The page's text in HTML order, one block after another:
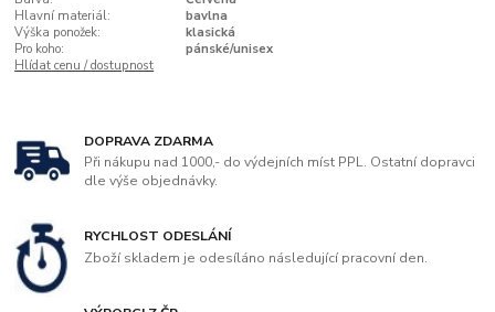
Hlavní materiál:
bavlna
Výška ponožek:
klasická
Pro koho:
pánské/unisex
Hlídat cenu / dostupnost
DOPRAVA ZDARMA
Při nákupu nad 1000,- do výdejních míst PPL. Ostatní dopravci
dle výše objednávky.
RYCHLOST ODESLÁNÍ
Zboží skladem je odesíláno následující pracovní den.